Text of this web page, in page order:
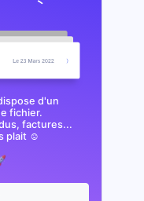
d'un
fichier.
factures...
plait ☺️